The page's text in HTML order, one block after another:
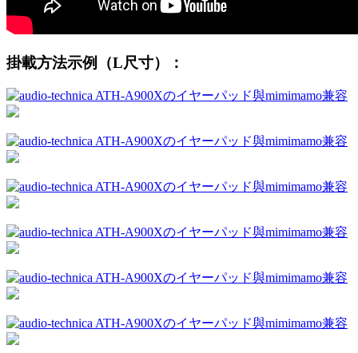
掛載方法示例（L尺寸）：